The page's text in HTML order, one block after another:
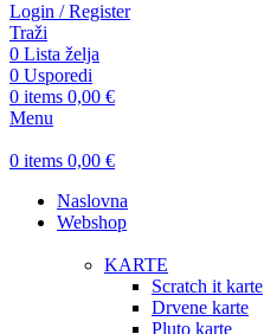
Login / Register
Traži
0 Lista želja
0 Usporedi
0 items 0,00 €
Menu
0 items 0,00 €
Naslovna
Webshop
KARTE
Scratch it karte
Drvene karte
Pluto karte